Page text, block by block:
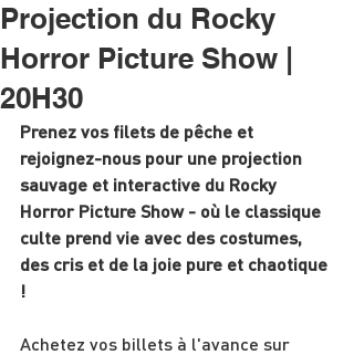
Projection du Rocky
Horror Picture Show |
20H30
Prenez vos filets de pêche et
rejoignez-nous pour une projection
sauvage et interactive du Rocky
Horror Picture Show - où le classique
culte prend vie avec des costumes,
des cris et de la joie pure et chaotique
!
Achetez vos billets à l'avance sur